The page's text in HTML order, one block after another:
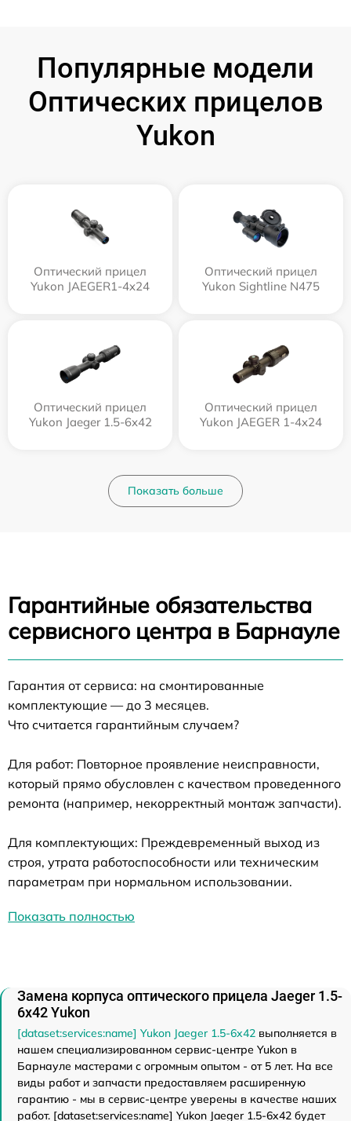
Популярные модели
Оптических прицелов
Yukon
Оптический прицел
Yukon JAEGER1-4x24
Оптический прицел
Yukon Sightline N475
Оптический прицел
Yukon Jaeger 1.5-6x42
Оптический прицел
Yukon JAEGER 1-4x24
Показать больше
Гарантийные обязательства
сервисного центра в Барнауле
Гарантия от сервиса: на смонтированные
комплектующие — до 3 месяцев.
Что считается гарантийным случаем?
Для работ: Повторное проявление неисправности,
который прямо обусловлен с качеством проведенного
ремонта (например, некорректный монтаж запчасти).
Для комплектующих: Преждевременный выход из
строя, утрата работоспособности или техническим
параметрам при нормальном использовании.
Показать полностью
Замена корпуса оптического прицела Jaeger 1.5-
6x42 Yukon
[dataset:services:name] Yukon Jaeger 1.5-6x42 выполняется в
нашем специализированном сервис-центре Yukon в
Барнауле мастерами с огромным опытом - от 5 лет. На все
виды работ и запчасти предоставляем расширенную
гарантию - мы в сервис-центре уверены в качестве наших
работ. [dataset:services:name] Yukon Jaeger 1.5-6x42 будет